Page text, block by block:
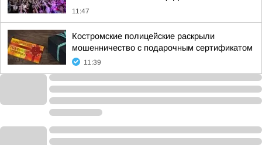
11:47
Костромские полицейские раскрыли
мошенничество с подарочным сертификатом
11:39